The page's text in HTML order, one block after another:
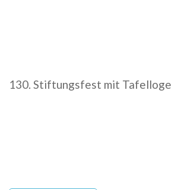
130. Stiftungsfest mit Tafelloge